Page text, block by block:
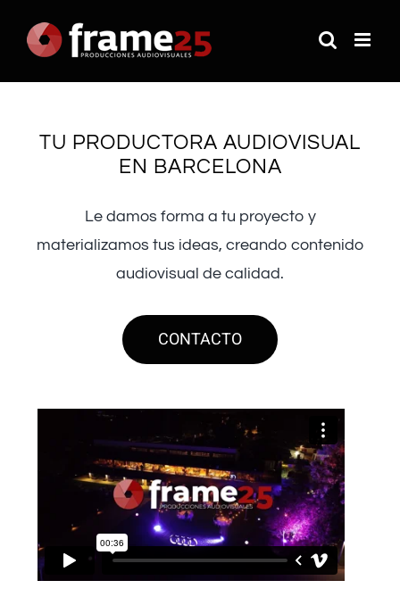
TU PRODUCTORA AUDIOVISUAL
EN BARCELONA
Le damos forma a tu proyecto y
materializamos tus ideas, creando contenido
audiovisual de calidad.
CONTACTO